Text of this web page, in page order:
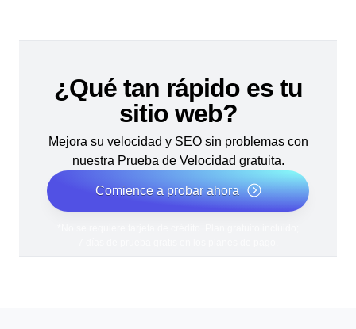
¿Qué tan rápido es tu
sitio web?
Mejora su velocidad y SEO sin problemas con
nuestra Prueba de Velocidad gratuita.
Comience a probar ahora